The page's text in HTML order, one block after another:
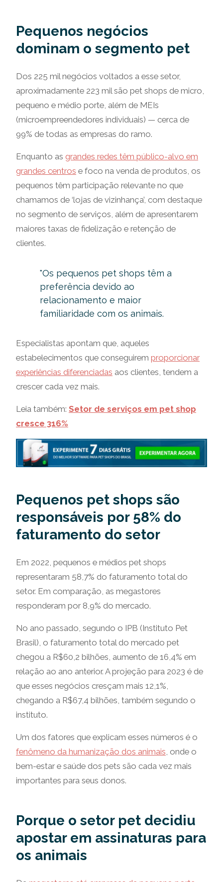
Pequenos negócios
dominam o segmento pet
Dos 225 mil negócios voltados a esse setor,
aproximadamente 223 mil são pet shops de micro,
pequeno e médio porte, além de MEIs
(microempreendedores individuais) — cerca de
99% de todas as empresas do ramo.
Enquanto as grandes redes têm público-alvo em
grandes centros e foco na venda de produtos, os
pequenos têm participação relevante no que
chamamos de ‘lojas de vizinhança’, com destaque
no segmento de serviços, além de apresentarem
maiores taxas de fidelização e retenção de
clientes.
"Os pequenos pet shops têm a
preferência devido ao
relacionamento e maior
familiaridade com os animais.
Especialistas apontam que, aqueles
estabelecimentos que conseguirem proporcionar
experiências diferenciadas aos clientes, tendem a
crescer cada vez mais.
Leia também: Setor de serviços em pet shop
cresce 316%
Pequenos pet shops são
responsáveis por 58% do
faturamento do setor
Em 2022, pequenos e médios pet shops
representaram 58,7% do faturamento total do
setor. Em comparação, as megastores
responderam por 8,9% do mercado.
No ano passado, segundo o IPB (Instituto Pet
Brasil), o faturamento total do mercado pet
chegou a R$60,2 bilhões, aumento de 16,4% em
relação ao ano anterior. A projeção para 2023 é de
que esses negócios cresçam mais 12,1%,
chegando a R$67,4 bilhões, também segundo o
instituto.
Um dos fatores que explicam esses números é o
fenômeno da humanização dos animais , onde o
bem-estar e saúde dos pets são cada vez mais
importantes para seus donos.
Porque o setor pet decidiu
apostar em assinaturas para
os animais